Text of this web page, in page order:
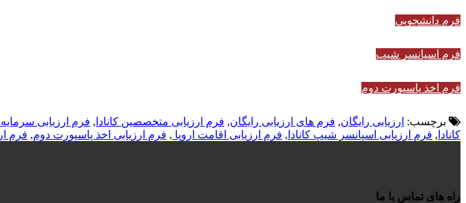
فرم دانشجویی
فرم اسپانسر شیپ
فرم اخذ پاسپورت دوم
برچسب: ارزیابی رایگان, فرم های ارزیابی رایگان, فرم ارزیابی متخصصین کانادا , فرم ارزیابی سرمایه
کانادا , فرم ارزیابی اسپانسر شیپ کانادا , فرم ارزیابی اقامت اروپا , فرم ارزیابی اخذ پاسپورت دوم, فرم
راه های تماس با ما